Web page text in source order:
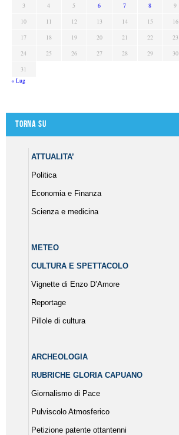
3
4 5 6 7 8
9
10
11 12 13 14 15
16
17
18 19 20 21 22
23
24
25 26 27 28 29
30
31
« Lug
Torna su
ATTUALITA’
Politica
Economia e Finanza
Scienza e medicina
METEO
CULTURA E SPETTACOLO
Vignette di Enzo D’Amore
Reportage
Pillole di cultura
ARCHEOLOGIA
RUBRICHE GLORIA CAPUANO
Giornalismo di Pace
Pulviscolo Atmosferico
Petizione patente ottantenni